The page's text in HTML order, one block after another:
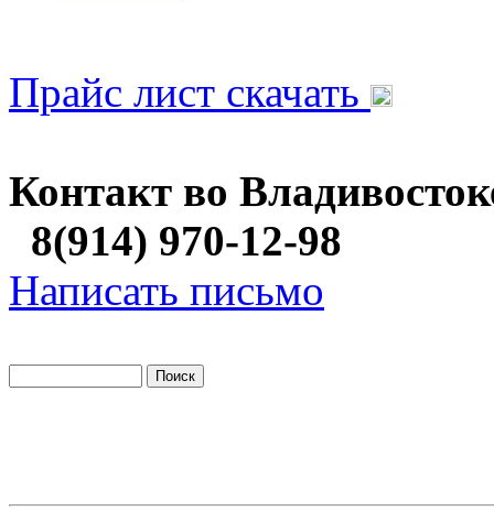
Прайс лист скачать
Контакт во
8(914) 970-12-98
Написать письмо